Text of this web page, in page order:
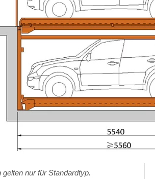
nur für Standardtyp.